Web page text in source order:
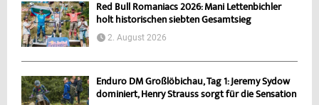
Red Bull Romaniacs 2026: Mani Lettenbichler
holt historischen siebten Gesamtsieg
2. August 2026
Enduro DM Großlöbichau, Tag 1: Jeremy Sydow
dominiert, Henry Strauss sorgt für die Sensation